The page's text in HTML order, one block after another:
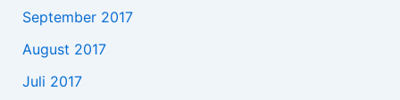
September 2017
August 2017
Juli 2017